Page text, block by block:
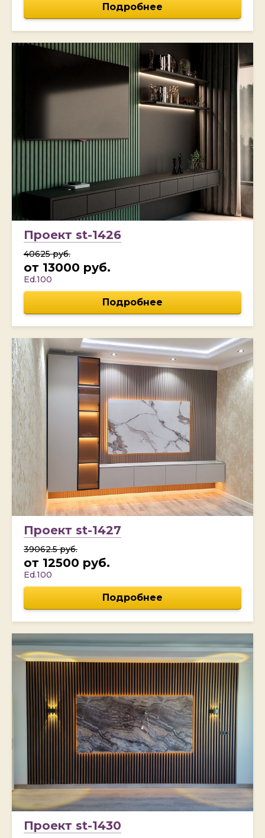
Подробнее
Проект st-1426
40625 руб.
от 13000 руб.
Ed.100
Подробнее
Проект st-1427
39062.5 руб.
от 12500 руб.
Ed.100
Подробнее
Проект st-1430